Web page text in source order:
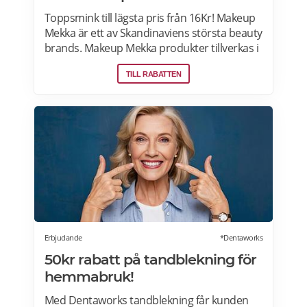
Toppsmink till lägsta pris från 16Kr! Makeup
Mekka är ett av Skandinaviens största beauty
brands. Makeup Mekka produkter tillverkas i
samma fabriker som stora internationella
beauty brands. Fri frakt över 299:- Läs mer
TILL RABATTEN
Erbjudande *Dentaworks
50kr rabatt på tandblekning för
hemmabruk!
Med Dentaworks tandblekning får kunden